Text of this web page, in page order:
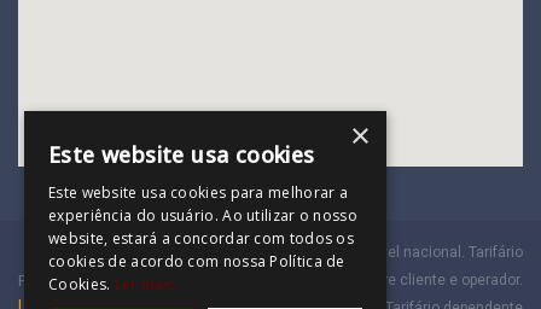
Powered by
Laranja Digital
Chamada para a rede móvel nacional. Tarifário
dependente do acordado entre cliente e operador.
×
Este website usa cookies
Este website usa cookies para melhorar a
experiência do usuário. Ao utilizar o nosso
website, estará a concordar com todos os
cookies de acordo com nossa Política de
Cookies. Ler mais